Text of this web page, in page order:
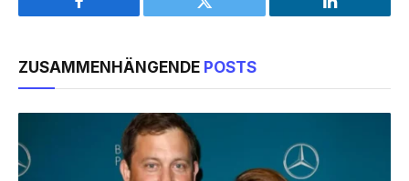
Facebook Twitter LinkedIn
ZUSAMMENHÄNGENDE POSTS